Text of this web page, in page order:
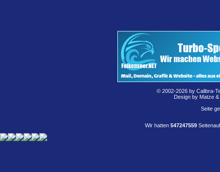
© 2002-2026 by Calibra-
Design by Matze
Seite
Wir hatten 547247559